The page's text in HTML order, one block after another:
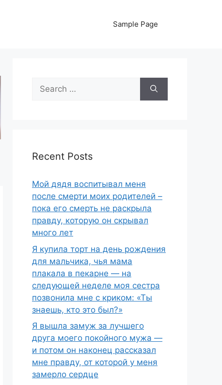
Sample Page
Search
for:
Recent Posts
Мой дядя воспитывал меня
после смерти моих родителей –
пока его смерть не раскрыла
правду, которую он скрывал
много лет
Я купила торт на день рождения
для мальчика, чья мама
плакала в пекарне — на
следующей неделе моя сестра
позвонила мне с криком: «Ты
знаешь, кто это был?»
Я вышла замуж за лучшего
друга моего покойного мужа —
и потом он наконец рассказал
мне правду, от которой у меня
замерло сердце